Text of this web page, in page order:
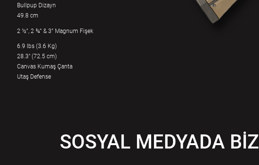
Bullpup Dizayn
49.8 cm
2 ½”, 2 ¾” & 3” Magnum Fişek
6.9 lbs (3.6 Kg)
28.3" (72.5 cm)
Canvas Kumaş Çanta
Utaş Defense
SOSYAL MEDYADA BİZ